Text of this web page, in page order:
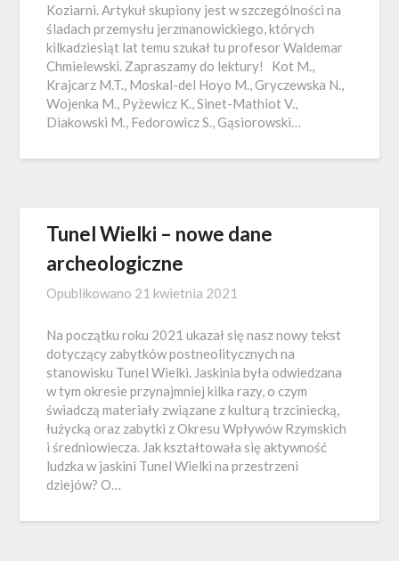
Koziarni. Artykuł skupiony jest w szczególności na
śladach przemysłu jerzmanowickiego, których
kilkadziesiąt lat temu szukał tu profesor Waldemar
Chmielewski. Zapraszamy do lektury! Kot M.,
Krajcarz M.T., Moskal-del Hoyo M., Gryczewska N.,
Wojenka M., Pyżewicz K., Sinet-Mathiot V.,
Diakowski M., Fedorowicz S., Gąsiorowski…
Tunel Wielki – nowe dane
archeologiczne
Opublikowano 21 kwietnia 2021
Na początku roku 2021 ukazał się nasz nowy tekst
dotyczący zabytków postneolitycznych na
stanowisku Tunel Wielki. Jaskinia była odwiedzana
w tym okresie przynajmniej kilka razy, o czym
świadczą materiały związane z kulturą trzciniecką,
łużycką oraz zabytki z Okresu Wpływów Rzymskich
i średniowiecza. Jak kształtowała się aktywność
ludzka w jaskini Tunel Wielki na przestrzeni
dziejów? O…